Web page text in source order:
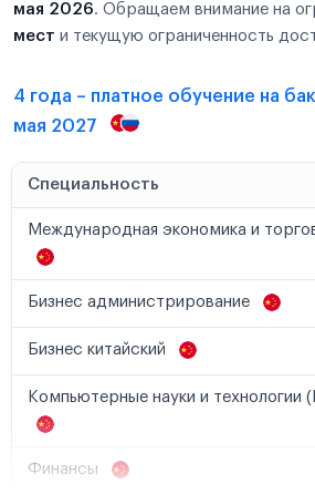
мая 2026. Обращаем внимание на
мест и текущую ограниченность
4 года – платное обучение на
мая 2027
Специальность
Международная экономика и
Бизнес администрирование
Бизнес китайский
Компьютерные науки и технологии
Финансы